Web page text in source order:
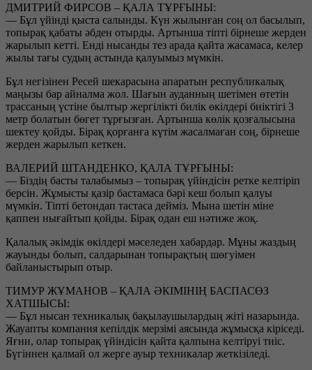
ДМИТРИЙ ФИРСОВ – ҚАЛА ТҰРҒЫНЫ:
— Бұл үйінді қыста салынды. Күн жылынған соң ол басылып,
топырақ қабаты әбден отырды. Артынша тіпті бірнеше жерден
жарылып кетті. Енді нысанды тез арада қайта жасамаса, келер
жылы тағы судың астында қалуымыз мүмкін.
Бұл негізінен Ресей шекарасына апаратын республикалық
маңызы бар айналма жол. Шағын ауданның шетімен өтетін
трассаның үстіне былтыр жергілікті билік өкілдері биіктігі 3
метр болатын бөгет тұрғызған. Артынша көлік қозғалысына
шектеу қойды. Бірақ қорғанға күтім жасалмаған соң, бірнеше
жерден жарылып кеткен.
ВАЛЕРИЙ ШТАНДЕНКО, ҚАЛА ТҰРҒЫНЫ:
— Біздің басты талабымыз – топырақ үйіндісін ретке келтіріп
берсін. Жұмысты қазір бастамаса бәрі кеш болып қалуы
мүмкін. Тіпті бетондап тастаса дейміз. Мына шетін міне
қаппен нығайтып қойды. Бірақ одан еш нәтиже жоқ.
Қалалық әкімдік өкілдері мәселеден хабардар. Мұны жаздың
жауынды болып, салдарынан топырақтың шөгуімен
байланыстырып отыр.
ТИМУР ЖҰМАНОВ – ҚАЛА ӘКІМІНІҢ БАСПАСӨЗ
ХАТШЫСЫ:
— Бұл нысан техникалық бақылаушылардың жіті назарында.
Жауапты компания кепілдік мерзімі аясында жұмысқа кіріседі.
Яғни, олар топырақ үйіндісін қайта қалпына келтіруі тиіс.
Бүгіннен қалмай ол жерге ауыр техникалар жеткізіледі.